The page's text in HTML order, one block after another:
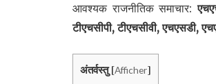
आवश्यक राजनीतिक समाचार:
टीएचसीपी, टीएचसीवी, एचएसडी,
अंतर्वस्तु [Afficher]